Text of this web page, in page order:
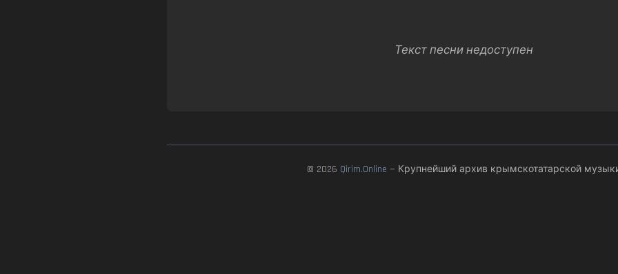
Текст песни недоступен
© 2026 Qirim.Online — Крупнейший архив крымскотатарской